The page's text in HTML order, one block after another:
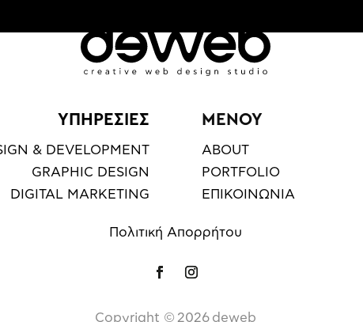
ΥΠΗΡΕΣΙΕΣ
& DEVELOPMENT
GRAPHIC DESIGN
DIGITAL MARKETING
ΜΕΝΟΥ
ABOUT
PORTFOLIO
ΕΠΙΚΟΙΝΩΝΙΑ
Πολιτική Απορρήτου
Copyright ©️ 2026 deweb